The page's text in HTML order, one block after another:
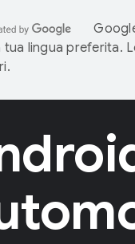
tua lingua preferita.